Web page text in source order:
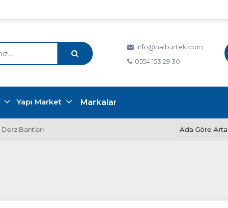
info@nalburtek.com
0554 153 29 30
Yapı Market Markalar
Derz Bantları